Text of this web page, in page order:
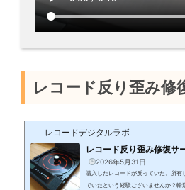
レコード反り歪み修
レコードデジタルラボ
レコード反り歪み修復サ
2026年5月31日
購入したレコードが反っていた、所有
でいたという経験ございませんか？輸